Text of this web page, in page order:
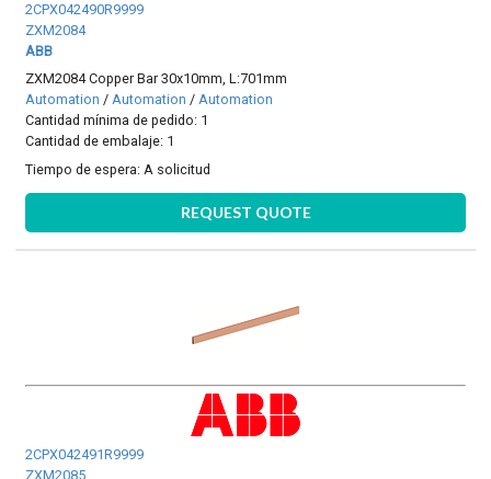
2CPX042490R9999
ZXM2084
ABB
ZXM2084 Copper Bar 30x10mm, L:701mm
Automation /Automation /Automation
Cantidad mínima de pedido: 1
Cantidad de embalaje: 1
Tiempo de espera: A solicitud
REQUEST QUOTE
2CPX042491R9999
ZXM2085